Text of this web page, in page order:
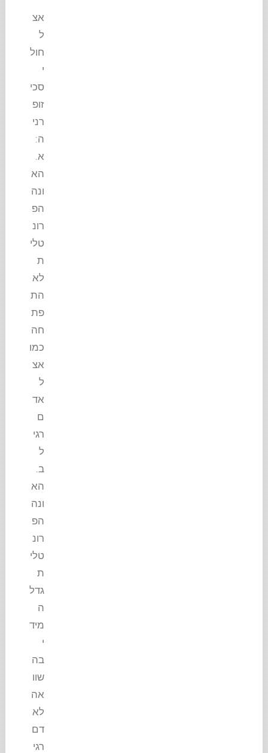
אצ
ל
חול
י
סכי
זופ
רני
ה:
א.
הא
ונה
הפ
רונ
טלי
ת
לא
הת
פת
חה
כמו
אצ
ל
אד
ם
רגי
ל
ב.
הא
ונה
הפ
רונ
טלי
ת
גדל
ה
מיד
י
בה
שוו
אה
לא
דם
רגי